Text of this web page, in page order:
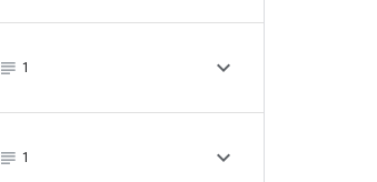
subject_black
1 
subject_black
1 